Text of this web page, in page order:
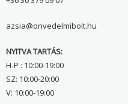
azsia@onvedelmibolt.hu
NYITVA TARTÁS:
H-P : 10:00-19:00
SZ: 10:00-20:00
V: 10:00-19:00